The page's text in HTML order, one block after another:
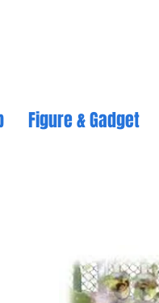
Figure & Gadget